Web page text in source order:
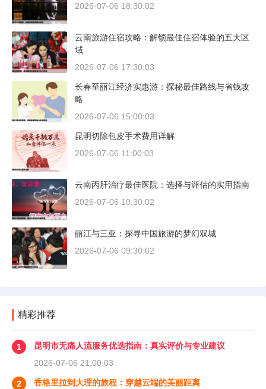
2026-07-06 18:30:02
云南旅游住宿攻略：解锁最佳住宿体验的五大区
域
2026-07-06 17:30:03
长春至丽江经济实惠游：探秘最佳路线与省钱攻
略
2026-07-06 15:00:03
昆明切除包皮手术费用详解
2026-07-06 11:00:03
云南丙肝治疗最佳医院：选择与评估的实用指南
2026-07-06 10:30:02
丽江与三亚：探寻中国旅游的梦幻双城
2026-07-06 09:30:02
精彩推荐
1
昆明市无痛人流服务优选指南：真实评价与专业建议
2026-07-06 21:00:03
2
香格里拉到大理的旅程：穿越云端的美丽距离